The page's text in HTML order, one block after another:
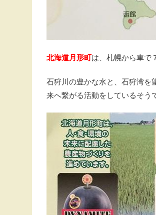
北海道月形町は、札幌から車で
石狩川の豊かな水と、石狩湾を
来へ繋がる活動をしているそう